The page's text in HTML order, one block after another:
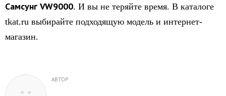
Самсунг VW9000. И вы не теряйте время. В каталоге
tkat.ru выбирайте подходящую модель и интернет-
магазин.
АВТОР